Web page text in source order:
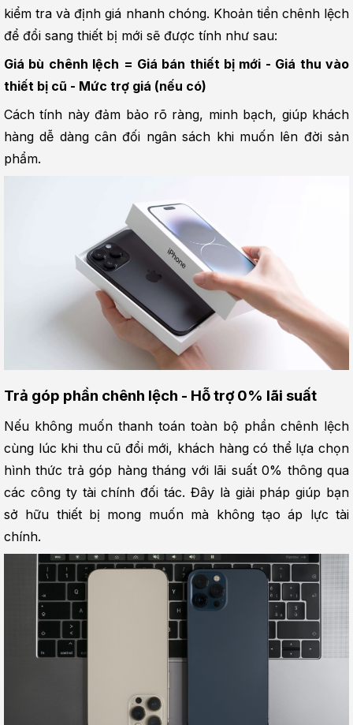
kiểm tra và định giá nhanh chóng. Khoản tiền chênh lệch
để đổi sang thiết bị mới sẽ được tính như sau:
Giá bù chênh lệch = Giá bán thiết bị mới - Giá thu vào
thiết bị cũ - Mức trợ giá (nếu có)
Cách tính này đảm bảo rõ ràng, minh bạch, giúp khách
hàng dễ dàng cân đối ngân sách khi muốn lên đời sản
phẩm.
Trả góp phần chênh lệch - Hỗ trợ 0% lãi suất
Nếu không muốn thanh toán toàn bộ phần chênh lệch
cùng lúc khi thu cũ đổi mới, khách hàng có thể lựa chọn
hình thức trả góp hàng tháng với lãi suất 0% thông qua
các công ty tài chính đối tác. Đây là giải pháp giúp bạn
sở hữu thiết bị mong muốn mà không tạo áp lực tài
chính.